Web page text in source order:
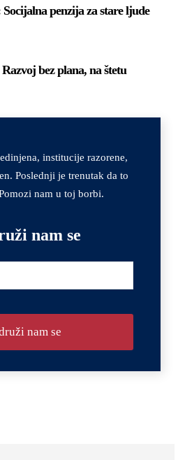
penzija za stare ljude
bez plana, na štetu
institucije razorene,
Poslednji je trenutak da to
nam u toj borbi.
nam se
nam se